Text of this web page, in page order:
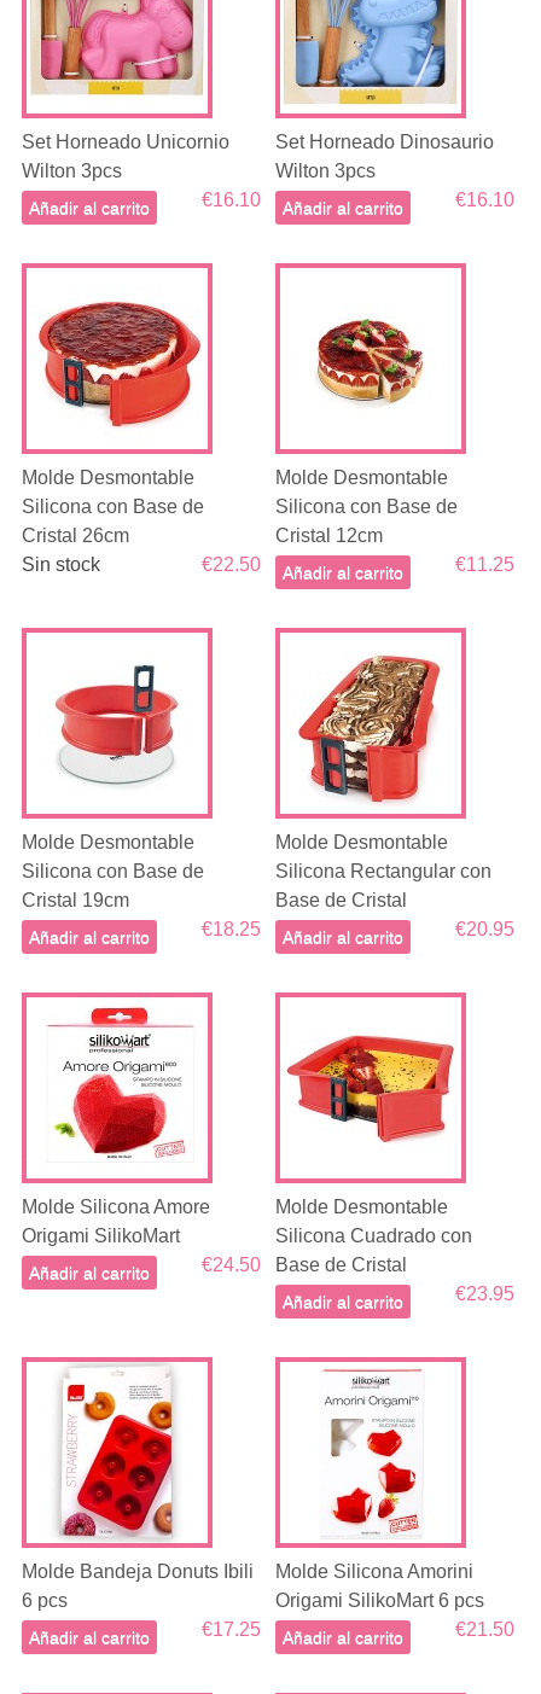
Set Horneado Unicornio
Wilton 3pcs
€16.10
Añadir al carrito
Set Horneado Dinosaurio
Wilton 3pcs
€16.10
Añadir al carrito
Molde Desmontable
Silicona con Base de
Cristal 26cm
€22.50
Sin stock
Molde Desmontable
Silicona con Base de
Cristal 12cm
€11.25
Añadir al carrito
Molde Desmontable
Silicona con Base de
Cristal 19cm
€18.25
Añadir al carrito
Molde Desmontable
Silicona Rectangular con
Base de Cristal
€20.95
Añadir al carrito
Molde Silicona Amore
Origami SilikoMart
€24.50
Añadir al carrito
Molde Desmontable
Silicona Cuadrado con
Base de Cristal
€23.95
Añadir al carrito
Molde Bandeja Donuts Ibili
6 pcs
€17.25
Añadir al carrito
Molde Silicona Amorini
Origami SilikoMart 6 pcs
€21.50
Añadir al carrito